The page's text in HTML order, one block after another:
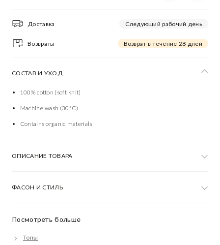
Доставка Следующий рабочий день
Возвраты Возврат в течение 28 дней
Посмотреть больше
Топы
СОСТАВ И УХОД
100% cotton (soft knit)
Machine wash (30*C)
Contains organic materials
ОПИСАНИЕ ТОВАРА
ФАСОН И СТИЛЬ